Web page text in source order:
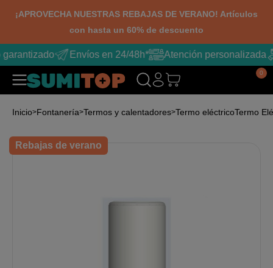
¡APROVECHA NUESTRAS REBAJAS DE VERANO! Artículos
con hasta un 60% de descuento
Envíos en 24/48h* Atención personalizada
0
Inicio Fontanería Termos y calentadores Termo eléctricoTermo
Rebajas de verano